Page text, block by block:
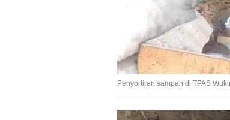
Penyortiran sampah di TPAS